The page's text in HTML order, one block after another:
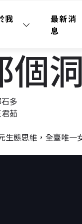
我
最新消
息
個
多
茹
生態思維，全臺唯一